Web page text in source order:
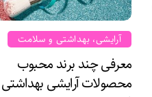
آرایشی، بهداشتی و سلامت
معرفی چند برند محبوب
محصولات آرایشی بهداشتی